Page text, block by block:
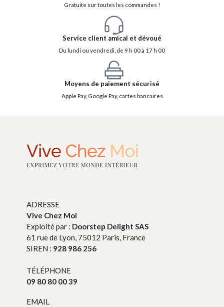
Gratuite sur toutes les commandes !
Service client amical et dévoué
Du lundi ou vendredi, de 9 h 00 à 17 h 00
Moyens de paiement sécurisé
Apple Pay, Google Pay, cartes bancaires
ADRESSE
Vive Chez Moi
Exploité par : Doorstep Delight SAS
61 rue de Lyon, 75012 Paris, France
SIREN : 928 986 256
TÉLÉPHONE
09 80 80 00 39
EMAIL